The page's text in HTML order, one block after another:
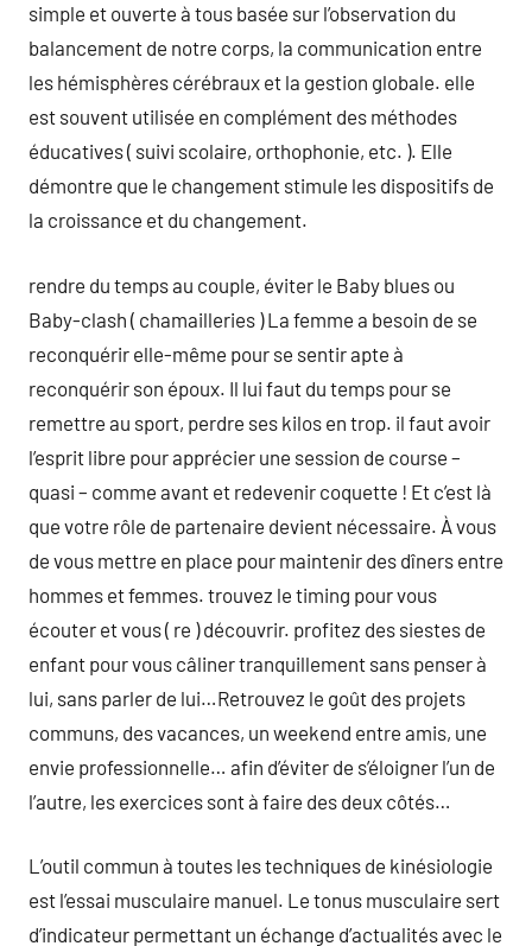
simple et ouverte à tous basée sur l’observation du
balancement de notre corps, la communication entre
les hémisphères cérébraux et la gestion globale. elle
est souvent utilisée en complément des méthodes
éducatives ( suivi scolaire, orthophonie, etc. ). Elle
démontre que le changement stimule les dispositifs de
la croissance et du changement.
rendre du temps au couple, éviter le Baby blues ou
Baby-clash ( chamailleries ) La femme a besoin de se
reconquérir elle-même pour se sentir apte à
reconquérir son époux. Il lui faut du temps pour se
remettre au sport, perdre ses kilos en trop. il faut avoir
l’esprit libre pour apprécier une session de course –
quasi – comme avant et redevenir coquette ! Et c’est là
que votre rôle de partenaire devient nécessaire. À vous
de vous mettre en place pour maintenir des dîners entre
hommes et femmes. trouvez le timing pour vous
écouter et vous ( re ) découvrir. profitez des siestes de
enfant pour vous câliner tranquillement sans penser à
lui, sans parler de lui…Retrouvez le goût des projets
communs, des vacances, un weekend entre amis, une
envie professionnelle… afin d’éviter de s’éloigner l’un de
l’autre, les exercices sont à faire des deux côtés…
L’outil commun à toutes les techniques de kinésiologie
est l’essai musculaire manuel. Le tonus musculaire sert
d’indicateur permettant un échange d’actualités avec le